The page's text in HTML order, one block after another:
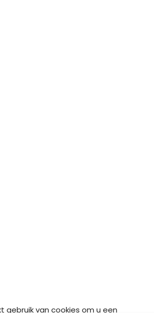
gebruik van cookies om u een